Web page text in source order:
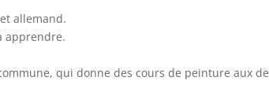
allemand.
apprendre.
qui donne des cours de peinture aux